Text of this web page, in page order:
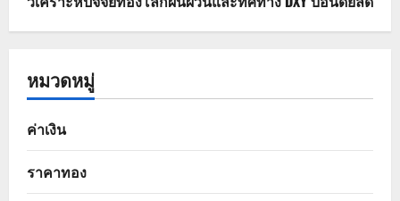
หมวดหมู่
ค่าเงิน
ราคาทอง